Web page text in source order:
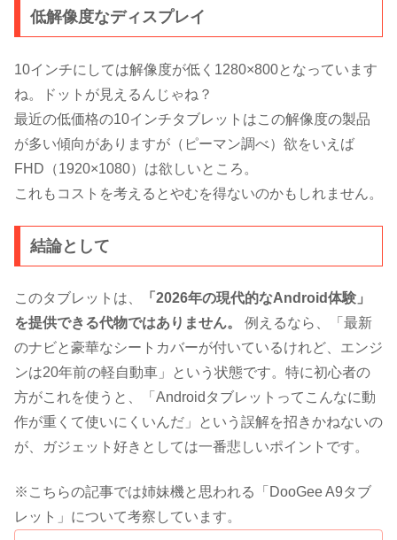
低解像度なディスプレイ
10インチにしては解像度が低く1280×800となっています
ね。ドットが見えるんじゃね？
最近の低価格の10インチタブレットはこの解像度の製品
が多い傾向がありますが（ピーマン調べ）欲をいえば
FHD（1920×1080）は欲しいところ。
これもコストを考えるとやむを得ないのかもしれません。
結論として
このタブレットは、
「2026年の現代的なAndroid体験」
を提供できる代物ではありません。
例えるなら、「最新
のナビと豪華なシートカバーが付いているけれど、エンジ
ンは20年前の軽自動車」という状態です。特に初心者の
方がこれを使うと、「Androidタブレットってこんなに動
作が重くて使いにくいんだ」という誤解を招きかねないの
が、ガジェット好きとしては一番悲しいポイントです。
※こちらの記事では姉妹機と思われる「DooGee A9タブ
レット」について考察しています。